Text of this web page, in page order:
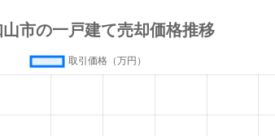
徒歩45分 195m²
徒歩45分 300m² 240m²